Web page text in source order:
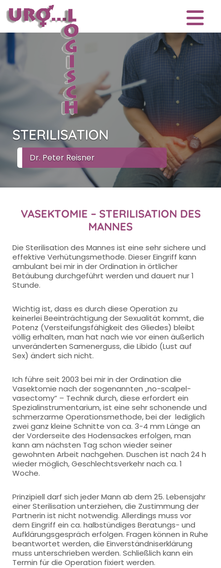
STERILISATION
Dr. Peter Reisner
VASEKTOMIE – STERILISATION DES
MANNES
Die Sterilisation des Mannes ist eine sehr sichere und
effektive Verhütungsmethode. Dieser Eingriff kann
ambulant bei mir in der Ordination in örtlicher
Betäubung durchgeführt werden und dauert nur 1
Stunde.
Wichtig ist, dass es durch diese Operation zu
keinerlei Beeinträchtigung der Sexualität kommt, die
Potenz (Versteifungsfähigkeit des Gliedes) bleibt
völlig erhalten, man hat nach wie vor einen äußerlich
unveränderten Samenerguss, die Libido (Lust auf
Sex) ändert sich nicht.
Ich führe seit 2003 bei mir in der Ordination die
Vasektomie nach der sogenannten „no-scalpel-
vasectomy“ – Technik durch, diese erfordert ein
Spezialinstrumentarium, ist eine sehr schonende und
schmerzarme Operationsmethode, bei der lediglich
zwei ganz kleine Schnitte von ca. 3-4 mm Länge an
der Vorderseite des Hodensackes erfolgen, man
kann am nächsten Tag schon wieder seiner
gewohnten Arbeit nachgehen. Duschen ist nach 24 h
wieder möglich, Geschlechtsverkehr nach ca. 1
Woche.
Prinzipiell darf sich jeder Mann ab dem 25. Lebensjahr
einer Sterilisation unterziehen, die Zustimmung der
Partnerin ist nicht notwendig. Allerdings muss vor
dem Eingriff ein ca. halbstündiges Beratungs- und
Aufklärungsgespräch erfolgen. Fragen können in Ruhe
beantwortet werden, die Einverständniserklärung
muss unterschrieben werden. Schließlich kann ein
Termin für die Operation fixiert werden.